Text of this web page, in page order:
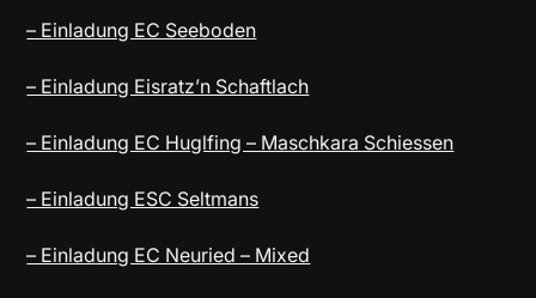
– Einladung EC Seeboden
– Einladung Eisratz’n Schaftlach
– Einladung EC Huglfing – Maschkara Schiessen
– Einladung ESC Seltmans
– Einladung EC Neuried – Mixed